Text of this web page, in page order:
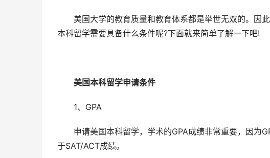
美国大学的教育质量和教育体系都是举世无双的。因
本科留学需要具备什么条件呢?下面就来简单了解一下吧!
美国本科留学申请条件
1、GPA
申请美国本科留学，学术的GPA成绩非常重要，因为
于SAT/ACT成绩。